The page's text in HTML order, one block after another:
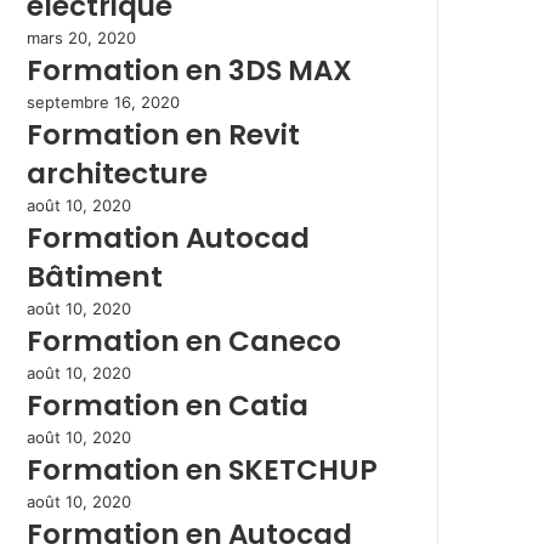
mars 20, 2020
Formation en 3DS MAX
septembre 16, 2020
Formation en Revit
architecture
août 10, 2020
Formation Autocad
Bâtiment
août 10, 2020
Formation en Caneco
août 10, 2020
Formation en Catia
août 10, 2020
Formation en SKETCHUP
août 10, 2020
Formation en Autocad